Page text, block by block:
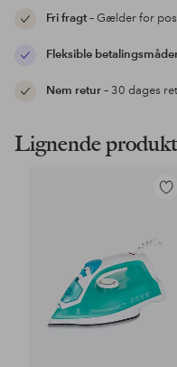
Fri fragt– Gælder for
Fleksible
Nem retur– 30 dages
Lignende
Tilføj